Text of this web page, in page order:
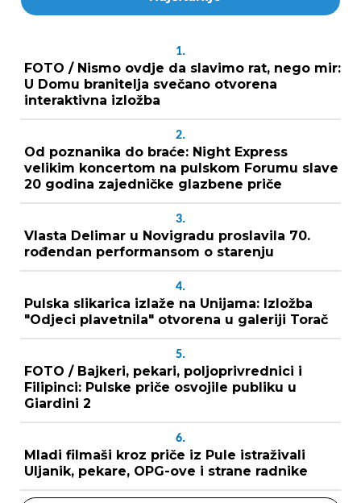
1.
FOTO / Nismo ovdje da slavimo rat, nego mir:
U Domu branitelja svečano otvorena
interaktivna izložba
2.
Od poznanika do braće: Night Express
velikim koncertom na pulskom Forumu slave
20 godina zajedničke glazbene priče
3.
Vlasta Delimar u Novigradu proslavila 70.
rođendan performansom o starenju
4.
Pulska slikarica izlaže na Unijama: Izložba
"Odjeci plavetnila" otvorena u galeriji Torač
5.
FOTO / Bajkeri, pekari, poljoprivrednici i
Filipinci: Pulske priče osvojile publiku u
Giardini 2
6.
Mladi filmaši kroz priče iz Pule istraživali
Uljanik, pekare, OPG-ove i strane radnike